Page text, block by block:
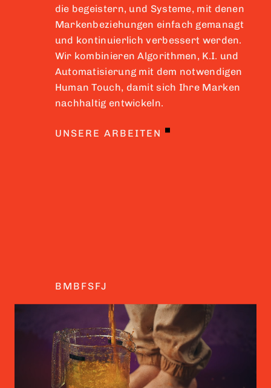
die begeistern, und Systeme, mit denen
Markenbeziehungen einfach gemanagt
und kontinuierlich verbessert werden.
Wir kombinieren Algorithmen, K.I. und
Automatisierung mit dem notwendigen
Human Touch, damit sich Ihre Marken
nachhaltig entwickeln.
UNSERE ARBEITEN
BMBFSFJ